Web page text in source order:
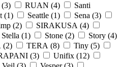
(3) RUAN (4)
Santi
(1) Seattle (1) Sena (3)
(2) SIRAKUSA (4)
Stella (1) Stone (2) Story (4)
(2) TERA (8) Tiny (5)
(3) Unifix (12)